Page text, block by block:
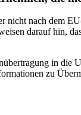
nicht nach dem
darauf hin,
in die
zu